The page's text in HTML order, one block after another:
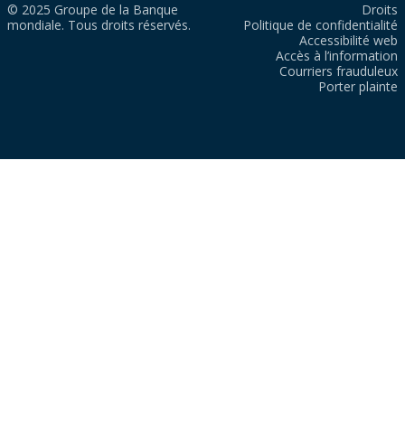
© 2025 Groupe de la Banque
mondiale. Tous droits réservés.
Droits
Politique de confidentialité
Accessibilité web
Accès à l’information
Courriers frauduleux
Porter plainte